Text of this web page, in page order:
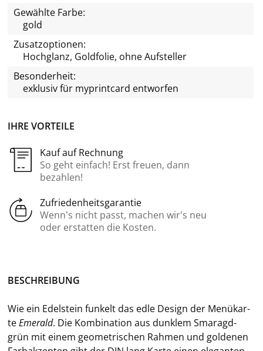
IHRE VORTEILE
Kauf auf Rechnung
So geht einfach! Erst freuen, dann
bezahlen!
Zufriedenheitsgarantie
Wenn’s nicht passt, machen wir’s neu
oder erstatten die Kosten.
Gewählte Farbe:
gold
Zusatzoptionen:
Hochglanz, Goldfolie, ohne Aufsteller
Besonderheit:
exklusiv für myprintcard entworfen
BE­SCHREI­BUNG
Wie ein Edel­stein fun­kelt das edle De­sign der Me­nü­kar­
teEme­rald. Die Kom­bi­na­ti­on aus dunk­lem Sma­ragd­
grün mit einem geo­me­tri­schen Rah­men und gol­de­nen